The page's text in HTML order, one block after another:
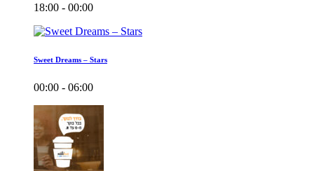
18:00 - 00:00
Sweet Dreams – Stars
00:00 - 06:00